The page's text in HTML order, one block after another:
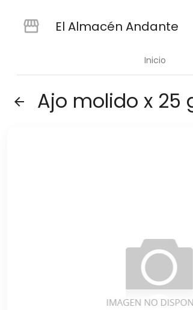
El Almacén Andante
Inicio
arrow_back Ajo molido x 25